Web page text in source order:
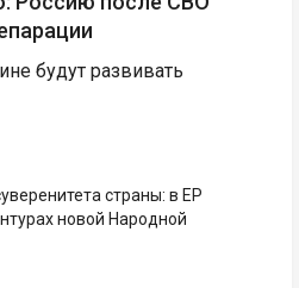
будут развивать
страны: в ЕР
новой Народной